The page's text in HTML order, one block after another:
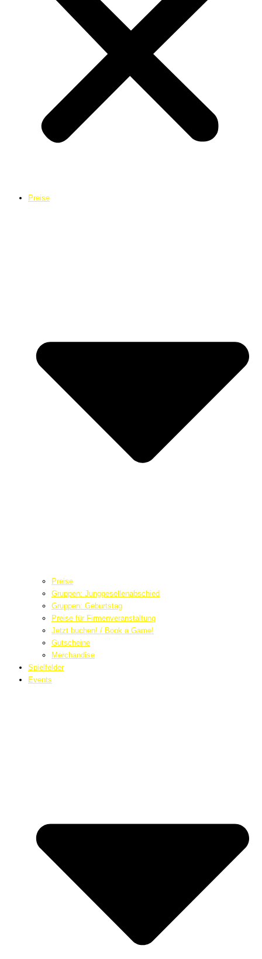
Preise
Preise
Gruppen: Junggesellenabschied
Gruppen: Geburtstag
Preise für Firmenveranstaltung
Jetzt buchen! / Book a Game!
Gutscheine
Merchandise
Spielfelder
Events